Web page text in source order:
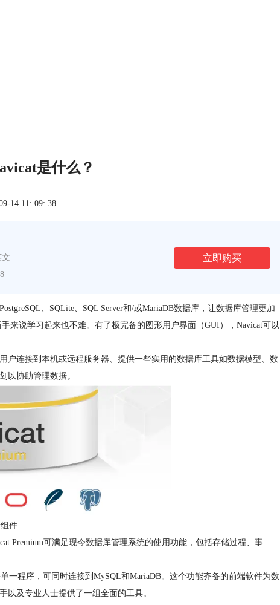
是什么？
14 11: 09: 38
立即购买
、SQLite、SQL Server和/或MariaDB数据库，让数据库管理更加
来说学习起来也不难。有了极完备的图形用户界面（GUI），Navicat可以
户连接到本机或远程服务器、提供一些实用的数据库工具如数据模型、数
以协助管理数据。
件
Premium可满足现今数据库管理系统的使用功能，包括存储过程、事
一程序，可同时连接到MySQL和MariaDB。这个功能齐备的前端软件为数
以及专业人士提供了一组全面的工具。